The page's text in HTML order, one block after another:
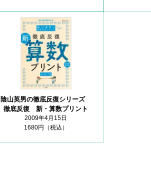
陰山英男の徹底反復シリーズ
徹底反復 新・算数プリント
2009年4月15日
1680円（税込）